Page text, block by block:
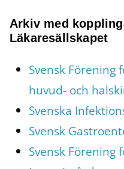
Arkiv med
Läkaresällskapet
Svensk Förening
huvud- och
Svenska
Svensk
Svensk Förening